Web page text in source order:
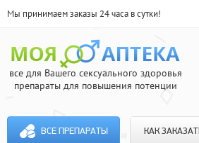
Мы принимаем заказы 24 часа в сутки!
все для Вашего сексуального здоровья
препараты для повышения потенции
ВСЕ ПРЕПАРАТЫ КАК